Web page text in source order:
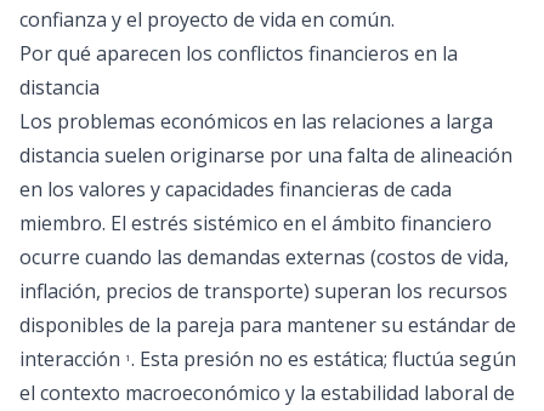
confianza y el proyecto de vida en común.
Por qué aparecen los conflictos financieros en la
distancia
Los problemas económicos en las relaciones a larga
distancia suelen originarse por una falta de alineación
en los valores y capacidades financieras de cada
miembro. El estrés sistémico en el ámbito financiero
ocurre cuando las demandas externas (costos de vida,
inflación, precios de transporte) superan los recursos
disponibles de la pareja para mantener su estándar de
interacción 1. Esta presión no es estática; fluctúa según
el contexto macroeconómico y la estabilidad laboral de